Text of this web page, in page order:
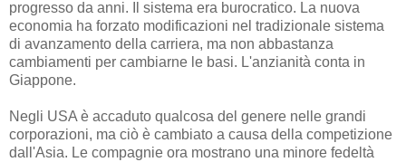
progresso da anni. Il sistema era burocratico. La nuova
economia ha forzato modificazioni nel tradizionale sistema
di avanzamento della carriera, ma non abbastanza
cambiamenti per cambiarne le basi. L'anzianità conta in
Giappone.
Negli USA è accaduto qualcosa del genere nelle grandi
corporazioni, ma ciò è cambiato a causa della competizione
dall'Asia. Le compagnie ora mostrano una minore fedeltà